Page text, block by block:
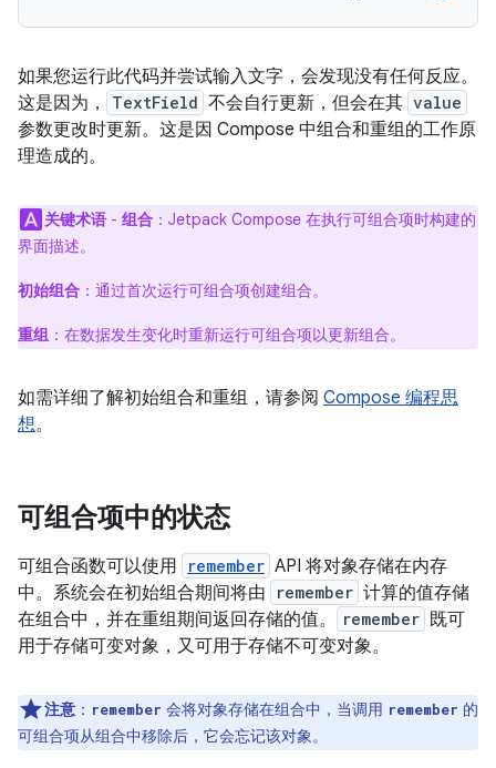
如果您运行此代码并尝试输入文字，会发现没有任何反应。
这是因为，
TextField 不会自行更新，但会在其 value
参数更改时更新。这是因 Compose 中组合和重组的工作原
理造成的。
关键术语 - 组合 ：Jetpack Compose 在执行可组合项时构建的
界面描述。
初始组合 ：通过首次运行可组合项创建组合。
重组 ：在数据发生变化时重新运行可组合项以更新组合。
如需详细了解初始组合和重组，请参阅 Compose 编程思
想。
可组合项中的状态
可组合函数可以使用 remember API 将对象存储在内存
中。系统会在初始组合期间将由
remember 计算的值存储
在组合中，并在重组期间返回存储的值。
remember 既可
用于存储可变对象，又可用于存储不可变对象。
注意 ： remember 会将对象存储在组合中，当调用 remember 的
可组合项从组合中移除后，它会忘记该对象。